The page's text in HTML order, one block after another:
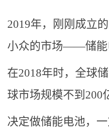
2019年，刚刚成立
小众的市场——储能
在2018年时，全球
球市场规模不到200
决定做储能电池，